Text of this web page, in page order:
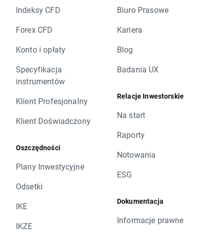
Indeksy CFD
Forex CFD
Konto i opłaty
Specyfikacja
instrumentów
Klient Profesjonalny
Klient Doświadczony
Oszczędności
Plany Inwestycyjne
Odsetki
IKE
IKZE
Biuro Prasowe
Kariera
Blog
Badania UX
Relacje Inwestorskie
Na start
Raporty
Notowania
ESG
Dokumentacja
Informacje prawne